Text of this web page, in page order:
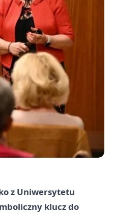
z Uniwersytetu
klucz do